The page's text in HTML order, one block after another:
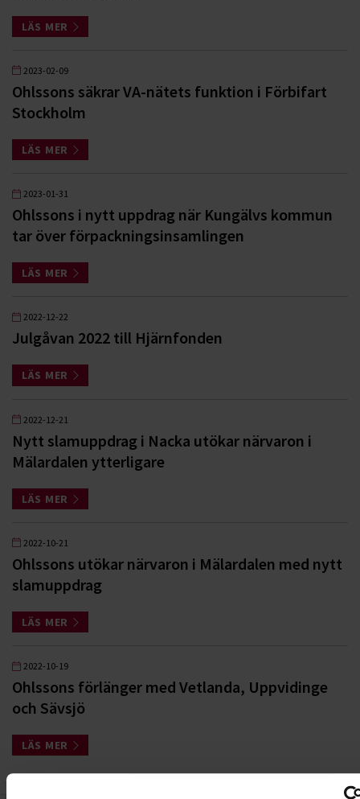
LÄS MER
2023-02-09
Ohlssons säkrar VA-nätets funktion i Förbifart
Stockholm
LÄS MER
2023-01-31
Ohlssons i nytt uppdrag när Kungälvs kommun
tar över förpackningsinsamlingen
LÄS MER
2022-12-22
Julgåvan 2022 till Hjärnfonden
LÄS MER
2022-12-21
Nytt slamuppdrag i Nacka utökar närvaron i
Mälardalen ytterligare
LÄS MER
2022-10-21
Ohlssons utökar närvaron i Mälardalen med nytt
slamuppdrag
LÄS MER
2022-10-19
Ohlssons förlänger med Vetlanda, Uppvidinge
och Sävsjö
LÄS MER